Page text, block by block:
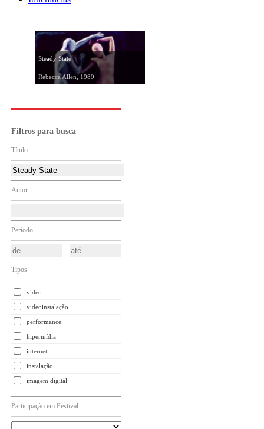
Steady State
Rebecca Allen, 1989
Filtros para busca
Título
Autor
Período
Tipos
vídeo
videoinstalação
performance
hipermídia
internet
instalação
imagem digital
Participação em Festival